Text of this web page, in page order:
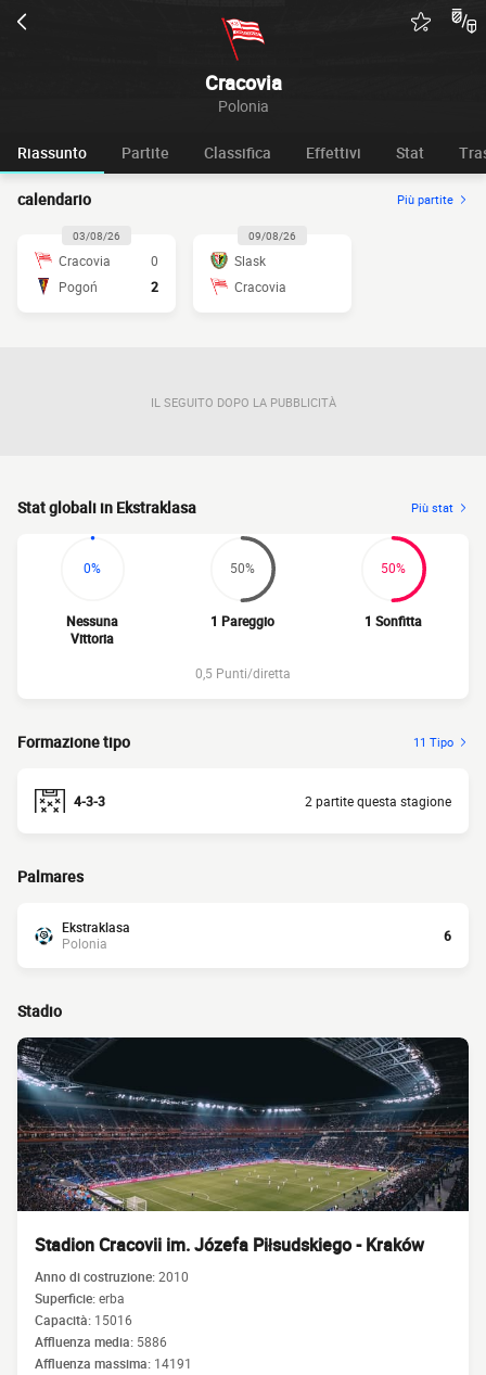
Cracovia
Polonia
Riassunto Partite Classifica Effettivi Stat
calendario Più partite
03/08/26
Cracovia
0
Pogoń
2
09/08/26
Slask
Cracovia
IL SEGUITO DOPO LA PUBBLICITÀ
Stat globali in Ekstraklasa Più stat
0%
Nessuna
Vittoria
50%
1 Pareggio
50%
1 Sonfitta
0,5 Punti/diretta
Formazione tipo 11 Tipo
4-3-3 2 partite questa stagione
Palmares
Ekstraklasa
Polonia
6
Stadio
Stadion Cracovii im. Józefa Piłsudskiego - Kraków
Anno di costruzione:2010
Superficie:erba
Capacità: 15016
Affluenza media: 5886
Affluenza massima: 14191